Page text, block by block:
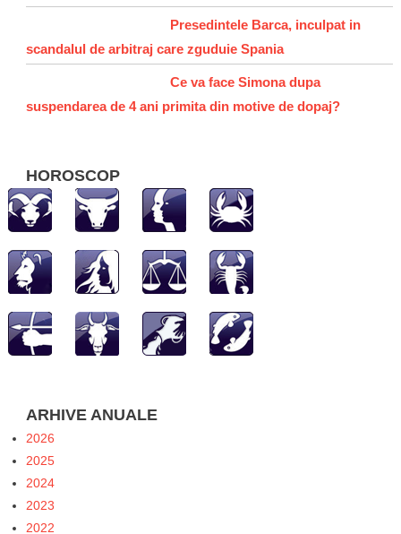
Presedintele Barca, inculpat in
scandalul de arbitraj care zguduie Spania
Ce va face Simona dupa
suspendarea de 4 ani primita din motive de dopaj?
HOROSCOP
ARHIVE ANUALE
2026
2025
2024
2023
2022